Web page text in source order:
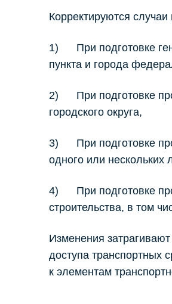
Корректируются
1) При подготовке
пункта и города
2) При подготовке
городского округа,
3) При подготовке
одного или нескольких
4) При подготовке
строительства, в том
Изменения
доступа транспортных
к элементам